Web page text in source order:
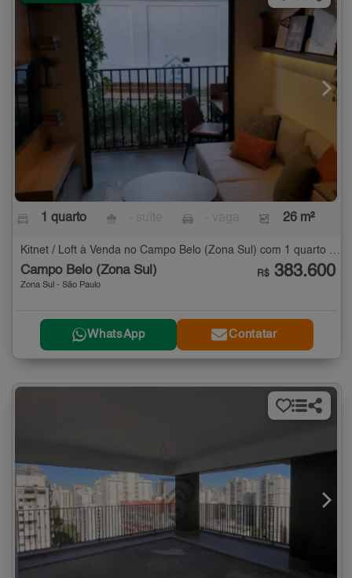
1 quarto 26 m²
Kitnet / Loft à Venda no Campo Belo (Zona Sul) com 1 quarto - 26 m²
Campo Belo (Zona Sul)
Zona Sul - São Paulo
R$ 383.600
WhatsApp Contatar